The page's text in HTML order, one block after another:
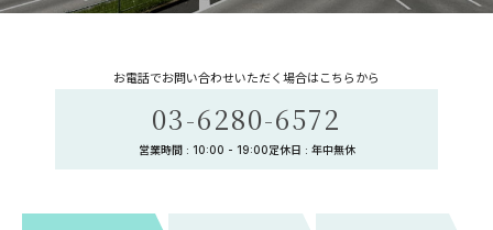
お電話でお問い合わせいただく場合はこちらから
03-6280-6572
営業時間 : 10:00 - 19:00定休日 : 年中無休